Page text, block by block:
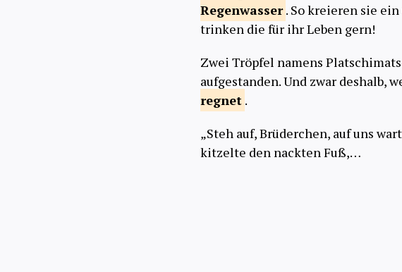
Regenwasser . So kreieren sie
trinken die für ihr Leben gern!
Zwei Tröpfel namens
aufgestanden. Und zwar deshalb,
regnet .
„Steh auf, Brüderchen, auf uns
kitzelte den nackten Fuß,…